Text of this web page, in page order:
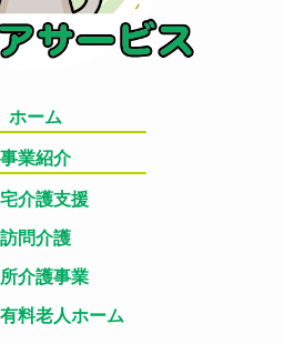
ホーム
事業紹介
介護支援
訪問介護
介護事業
料老人ホーム